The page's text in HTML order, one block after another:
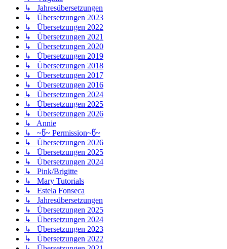
↳ Jahresübersetzungen
↳ Übersetzungen 2023
↳ Übersetzungen 2022
↳ Übersetzungen 2021
↳ Übersetzungen 2020
↳ Übersetzungen 2019
↳ Übersetzungen 2018
↳ Übersetzungen 2017
↳ Übersetzungen 2016
↳ Übersetzungen 2024
↳ Übersetzungen 2025
↳ Übersetzungen 2026
↳ Annie
↳ ~წ~ Permission~წ~
↳ Übersetzungen 2026
↳ Übersetzungen 2025
↳ Übersetzungen 2024
↳ Pink/Brigitte
↳ Mary Tutorials
↳ Estela Fonseca
↳ Jahresübersetzungen
↳ Übersetzungen 2025
↳ Übersetzungen 2024
↳ Übersetzungen 2023
↳ Übersetzungen 2022